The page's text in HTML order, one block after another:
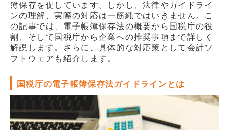
ブログ
講師マイページ
簿保存を促しています。しかし、法律やガイドライ
ンの理解、実際の対応は一筋縄ではいきません。こ
の記事では、電子帳簿保存法の概要から国税庁の役
割、そして国税庁から企業への推奨事項まで詳しく
解説します。さらに、具体的な対応策として会計ソ
フトウェアも紹介します。
国税庁の電子帳簿保存法ガイドラインとは